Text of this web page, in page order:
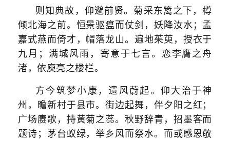
则知典故，仰邈前贤。菊采东篱之下，樽
倾北海之前。恒景驱瘟而仗剑，妖降汝水；孟
嘉式燕而倚才，帽落龙山。遍地茱萸，授衣于
九月；满城风雨，寄意于七言。恋李膺之舟
渚，依庾亮之楼栏。
方今筑梦小康，遗风蔚起。仰大治于神
州，瞻新村于县市。街边起舞，伴夕阳之红；
广场赓歌，持黄菊之蕊。秋野辞青，招墨客而
题诗；茅台蚁绿，举乡风而祭水。而或感恩敬